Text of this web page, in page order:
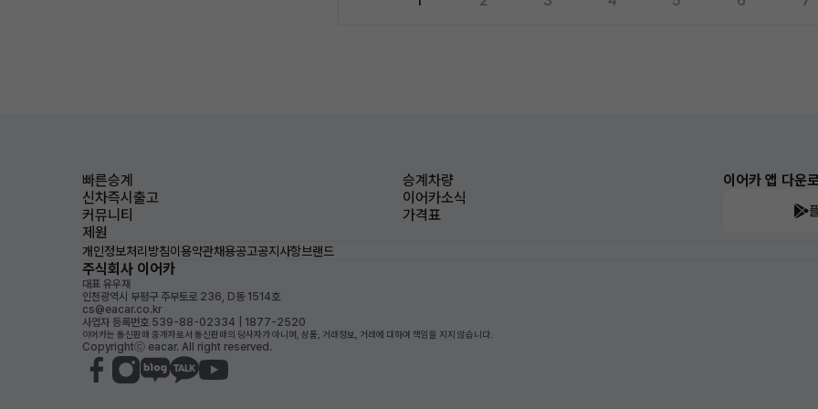
빠른승계
승계차량
신차즉시출고
이어카소식
커뮤니티
가격표
제원
이어카 앱 다운
개인정보처리방침이용약관채용공고공지사항브랜드
주식회사 이어카
대표 유우재
인천광역시 부평구 주부토로 236, D동 1514호
cs@eacar.co.kr
사업자 등록번호 539-88-02334 | 1877-2520
이어카는 통신판매 중개자로서 통신판매의 당사자가 아니며, 상품, 거래정보, 거래에 대하여 책임을 지지 않습니다.
Copyrightⓒ eacar. All right reserved.